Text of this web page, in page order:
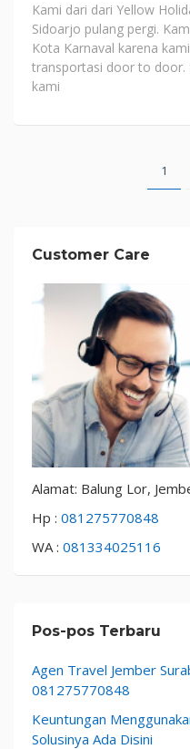
Kami dari dari Yellow
Sidoarjo pulang pergi.
Kota Karnaval karena
transportasi door to door.
kami
1
Customer Care
Alamat: Balung Lor,
Hp : 081275770848
WA : 081334025116
Pos-pos Terbaru
Agen Travel Jember
081275770848
Keuntungan
Solusinya Ada Disini